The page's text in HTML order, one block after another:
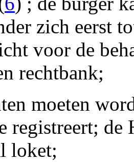
zich eerst
voor de
rechtbank;
moeten
registreert;
loket;